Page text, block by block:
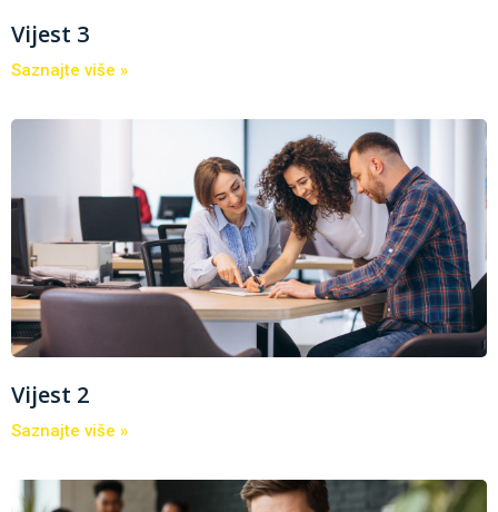
Vijest 3
Saznajte više »
Vijest 2
Saznajte više »